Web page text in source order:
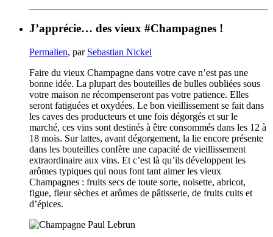
J’apprécie… des vieux #Champagnes !
Permalien, par Sebastian Nickel
Faire du vieux Champagne dans votre cave n’est pas une
bonne idée. La plupart des bouteilles de bulles oubliées sous
votre maison ne récompenseront pas votre patience. Elles
seront fatiguées et oxydées. Le bon vieillissement se fait dans
les caves des producteurs et une fois dégorgés et sur le
marché, ces vins sont destinés à être consommés dans les 12 à
18 mois. Sur lattes, avant dégorgement, la lie encore présente
dans les bouteilles confère une capacité de vieillissement
extraordinaire aux vins. Et c’est là qu’ils développent les
arômes typiques qui nous font tant aimer les vieux
Champagnes : fruits secs de toute sorte, noisette, abricot,
figue, fleur sèches et arômes de pâtisserie, de fruits cuits et
d’épices.